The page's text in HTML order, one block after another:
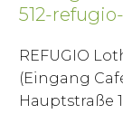
REFUGIO
(Eingang
Hauptstraße